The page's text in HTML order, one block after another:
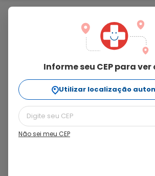
Informe seu CEP para
Utilizar localização
Não sei meu CEP
Ordenar Por
relevância